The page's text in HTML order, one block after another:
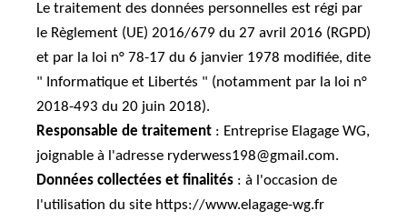
Le traitement des données personnelles est régi par
le Règlement (UE) 2016/679 du 27 avril 2016 (RGPD)
et par la loi n° 78-17 du 6 janvier 1978 modifiée, dite
" Informatique et Libertés " (notamment par la loi n°
2018-493 du 20 juin 2018).
Responsable de traitement : Entreprise Elagage WG,
joignable à l'adresse ryderwess198@gmail.com.
Données collectées et finalités : à l'occasion de
l'utilisation du site https://www.elagage-wg.fr